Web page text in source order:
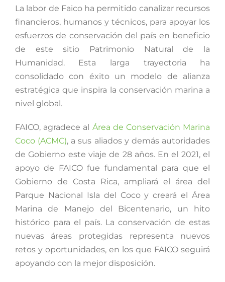
La labor de Faico ha permitido canalizar recursos
financieros, humanos y técnicos, para apoyar los
esfuerzos de conservación del país en beneficio
de este sitio Patrimonio Natural de la
Humanidad. Esta larga trayectoria ha
consolidado con éxito un modelo de alianza
estratégica que inspira la conservación marina a
nivel global.
FAICO, agradece al Área de Conservación Marina
Coco (ACMC), a sus aliados y demás autoridades
de Gobierno este viaje de 28 años. En el 2021, el
apoyo de FAICO fue fundamental para que el
Gobierno de Costa Rica, ampliará el área del
Parque Nacional Isla del Coco y creará el Área
Marina de Manejo del Bicentenario, un hito
histórico para el país. La conservación de estas
nuevas áreas protegidas representa nuevos
retos y oportunidades, en los que FAICO seguirá
apoyando con la mejor disposición.